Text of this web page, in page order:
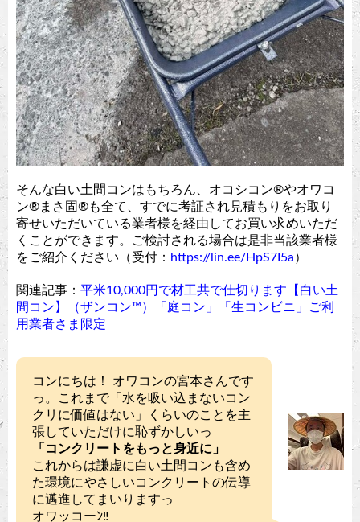
そんな白い土間コンはもちろん、オコシコン®︎やオワコ
ン®︎まさ固®︎も全て、すでに考証され見積もりをお取り
寄せいただいている業者様を経由してお買い求めいただ
くことができます。ご検討される場合は是非当該業者様
をご紹介ください（受付： https://lin.ee/HpS7I5a）
関連記事： 平米10,000円で材工共で仕切ります【白い土
間コン】（ザンコン™︎）「庭コン」「生コンビニ」ご利
用業者さま限定
コンにちは！ オワコンの宮本さんです
っ。これまで「水を吸い込まないコン
クリに価値はない」くらいのことを主
張していただけに恥ずかしいっ
「コンクリートをもっと身近に」
これからは謙虚に白い土間コンも含め
た環境にやさしいコンクリートの伝導
に邁進してまいりますっ
オワッコーﾝ‼︎